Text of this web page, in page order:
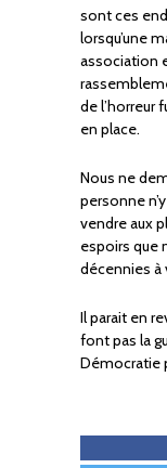
sont ces
lorsqu’une
association
de l’horreur
en place.
Nous ne
personne
vendre aux
espoirs que
décennies à
Il parait en
font pas la
Démocratie